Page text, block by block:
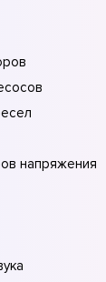
напряжения